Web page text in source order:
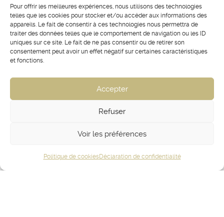
Pour offrir les meilleures expériences, nous utilisons des technologies
telles que les cookies pour stocker et/ou accéder aux informations des
appareils. Le fait de consentir à ces technologies nous permettra de
traiter des données telles que le comportement de navigation ou les ID
uniques sur ce site. Le fait de ne pas consentir ou de retirer son
consentement peut avoir un effet négatif sur certaines caractéristiques
et fonctions.
Accepter
Refuser
Voir les préférences
Politique de cookiesDéclaration de confidentialité